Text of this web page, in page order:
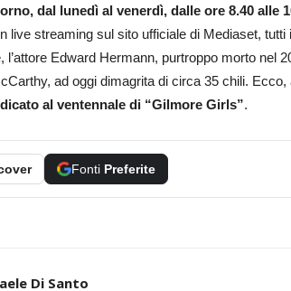
dal lunedì al venerdì, dalle ore 8.40 alle
live streaming sul sito ufficiale di Mediaset,
l’attore Edward Hermann, purtroppo morto nel
ad oggi dimagrita di circa 35 chili. Ecco,
al ventennale di “Gilmore Girls”.
Fonti Preferite
Di Santo